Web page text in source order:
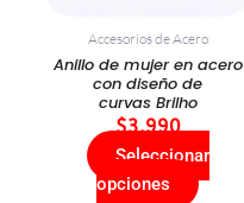
Accesorios de Acero
Anillo de mujer en acero
con diseño de
curvas Brilho
$3.990
Seleccionar
opciones
pueden
elegir
en
la
página
de